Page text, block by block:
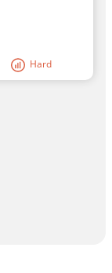
Hard